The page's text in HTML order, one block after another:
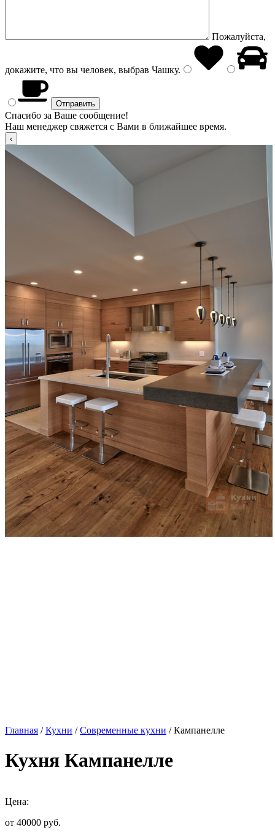
Пожалуйста,
докажите, что вы человек, выбрав Чашку.
Спасибо за Ваше сообщение!
Наш менеджер свяжется с Вами в ближайшее время.
Главная /Кухни /Современные кухни / Кампанелле
Кухня Кампанелле
Цена:
от 40000 руб.